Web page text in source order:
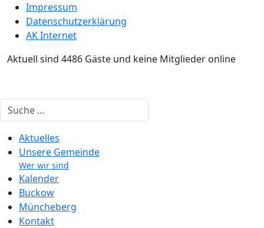
Impressum
Datenschutzerklärung
AK Internet
Aktuell sind 4486 Gäste und keine Mitglieder online
Suchen
Aktuelles
Unsere Gemeinde
Wer wir sind
Kalender
Buckow
Müncheberg
Kontakt